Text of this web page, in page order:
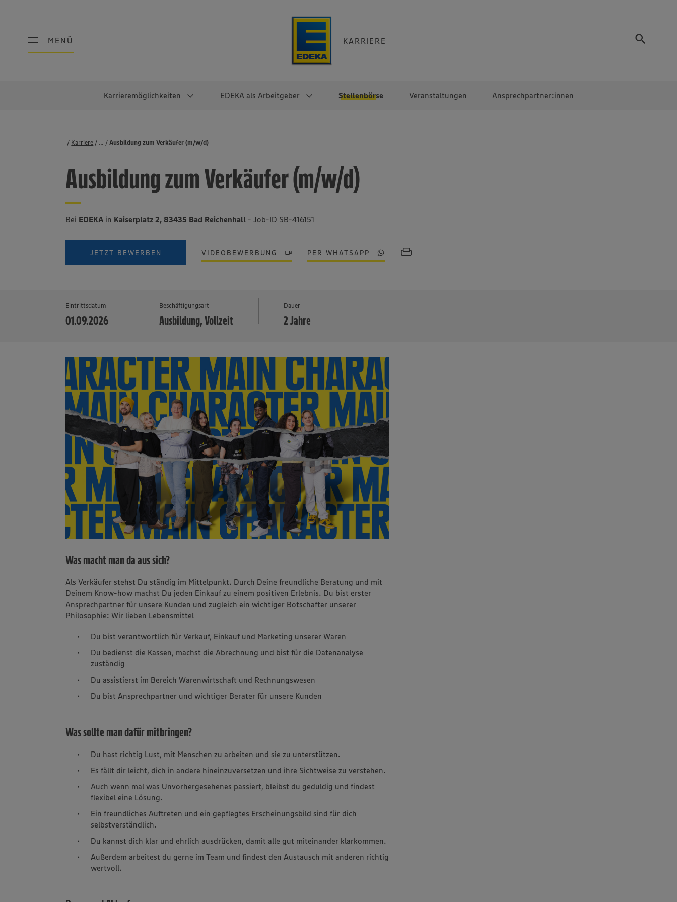
MENÜ KARRIERE
MENÜ
Karrieremöglichkeiten EDEKA als Arbeitgeber Stellenbörse Veranstaltungen Ansprechpartner:innen
Schülerpraktikum Abschlussarbeiten
Werkstudierendentätigkeit
Direkteinstieg
Noch Fragen?
Faires Gehalt
Diversität
Lebensmittelproduktion
Lager & Logistik
EDEKA-Zentrale
EDEKA Fruchtkontor
EDEKA-
Regionalgesellschaften
Karriere Stellenbörse
Ausbildung zum Verkäufer (m/w/d)
...
Ausbildung zum Verkäufer (m/w/d)
Bei EDEKA in Kaiserplatz 2, 83435 Bad Reichenhall - Job-ID SB-416151
JETZT BEWERBEN VIDEOBEWERBUNG PER WHATSAPP
Eintrittsdatum
01.09.2026
Beschäftigungsart
Ausbildung, Vollzeit
Dauer
2 Jahre
Was macht man da aus sich?
Als Verkäufer stehst Du ständig im Mittelpunkt. Durch Deine freundliche Beratung und mit
Deinem Know-how machst Du jeden Einkauf zu einem positiven Erlebnis. Du bist erster
Ansprechpartner für unsere Kunden und zugleich ein wichtiger Botschafter unserer
Philosophie: Wir lieben Lebensmittel
Du bist verantwortlich für Verkauf, Einkauf und Marketing unserer Waren
Du bedienst die Kassen, machst die Abrechnung und bist für die Datenanalyse
zuständig
Du assistierst im Bereich Warenwirtschaft und Rechnungswesen
Du bist Ansprechpartner und wichtiger Berater für unsere Kunden
Was sollte man dafür mitbringen?
Du hast richtig Lust, mit Menschen zu arbeiten und sie zu unterstützen.
Es fällt dir leicht, dich in andere hineinzuversetzen und ihre Sichtweise zu verstehen.
Auch wenn mal was Unvorhergesehenes passiert, bleibst du geduldig und findest
flexibel eine Lösung.
Ein freundliches Auftreten und ein gepflegtes Erscheinungsbild sind für dich
selbstverständlich.
Du kannst dich klar und ehrlich ausdrücken, damit alle gut miteinander klarkommen.
Außerdem arbeitest du gerne im Team und findest den Austausch mit anderen richtig
wertvoll.